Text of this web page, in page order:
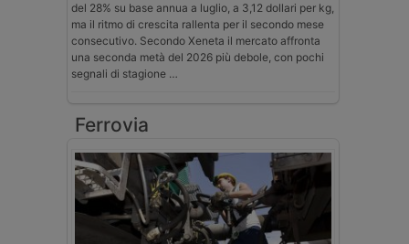
del 28% su base annua a luglio, a 3,12 dollari per kg,
ma il ritmo di crescita rallenta per il secondo mese
consecutivo. Secondo Xeneta il mercato affronta
una seconda metà del 2026 più debole, con pochi
segnali di stagione …
Ferrovia